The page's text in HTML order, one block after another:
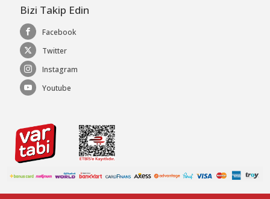
Bizi Takip Edin
Facebook
Twitter
Instagram
Youtube